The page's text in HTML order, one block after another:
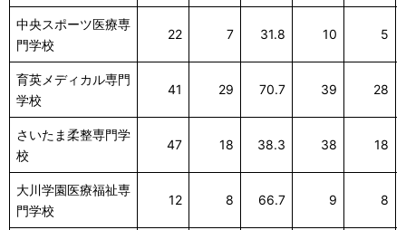
中央スポーツ医療専
門学校
22 7 31.8 10 5
育英メディカル専門
学校
41 29 70.7 39 28
さいたま柔整専門学
校
47 18 38.3 38 18
大川学園医療福祉専
門学校
12 8 66.7 9 8